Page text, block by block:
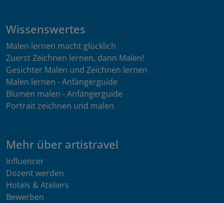
Wissenswertes
Malen lernen macht glücklich
Zuerst Zeichnen lernen, dann Malen!
Gesichter Malen und Zeichnen lernen
Malen lernen - Anfängerguide
Blumen malen - Anfängerguide
Portrait zeichnen und malen
Mehr über artistravel
Influencer
Dozent werden
Hotels & Ateliers
Bewerben